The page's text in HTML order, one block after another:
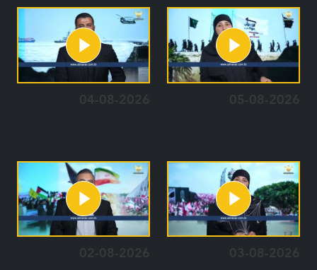
05-08-2026
04-08-2026
03-08-2026
02-08-2026